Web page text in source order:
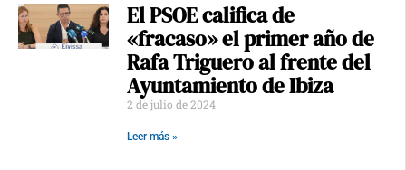
El PSOE califica de
«fracaso» el primer año de
Rafa Triguero al frente del
Ayuntamiento de Ibiza
2 de julio de 2024
Leer más »